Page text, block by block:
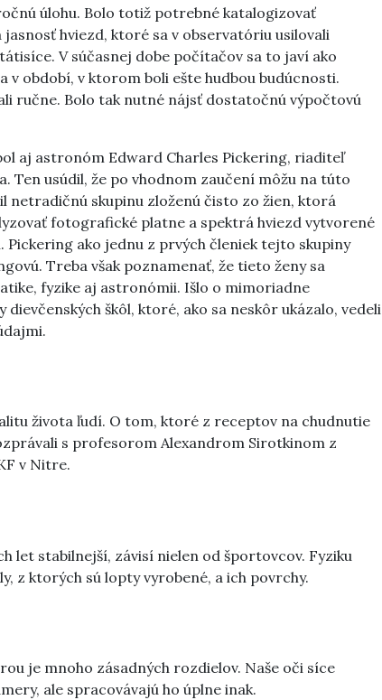
úlohu. Bolo totiž potrebné katalogizovať
hviezd, ktoré sa v observatóriu usilovali
V súčasnej dobe počítačov sa to javí ako
v období, v ktorom boli ešte hudbou budúcnosti.
ručne. Bolo tak nutné nájsť dostatočnú výpočtovú
aj astronóm Edward Charles Pickering, riaditeľ
usúdil, že po vhodnom zaučení môžu na túto
netradičnú skupinu zloženú čisto zo žien, ktorá
fotografické platne a spektrá hviezd vytvorené
Pickering ako jednu z prvých členiek tejto skupiny
Treba však poznamenať, že tieto ženy sa
fyzike aj astronómii. Išlo o mimoriadne
škôl, ktoré, ako sa neskôr ukázalo, vedeli
života ľudí. O tom, ktoré z receptov na chudnutie
s profesorom Alexandrom Sirotkinom z
v Nitre.
let stabilnejší, závisí nielen od športovcov. Fyziku
z ktorých sú lopty vyrobené, a ich povrchy.
je mnoho zásadných rozdielov. Naše oči síce
ale spracovávajú ho úplne inak.